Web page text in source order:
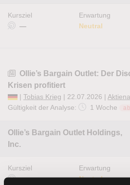
Kursziel
—
Erwartung
Neutral
Ollie’s Bargain Outlet: Der
Krisen profitiert
| Tobias Krieg | 22.07.2026 |
Gültigkeit der Analyse:
1 Woche
Ollie’s Bargain Outlet Holdings,
Inc.
Kursziel
—
Erwartung
Neutral